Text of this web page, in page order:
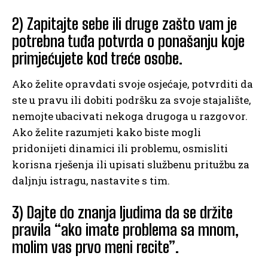
2) Zapitajte sebe ili druge zašto vam je
potrebna tuđa potvrda o ponašanju koje
primjećujete kod treće osobe.
Ako želite opravdati svoje osjećaje, potvrditi da
ste u pravu ili dobiti podršku za svoje stajalište,
nemojte ubacivati nekoga drugoga u razgovor.
Ako želite razumjeti kako biste mogli
pridonijeti dinamici ili problemu, osmisliti
korisna rješenja ili upisati službenu pritužbu za
daljnju istragu, nastavite s tim.
3) Dajte do znanja ljudima da se držite
pravila “ako imate problema sa mnom,
molim vas prvo meni recite”.